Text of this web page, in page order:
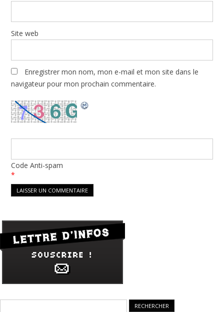
Site web
Enregistrer mon nom, mon e-mail et mon site dans le
navigateur pour mon prochain commentaire.
Code Anti-spam
*